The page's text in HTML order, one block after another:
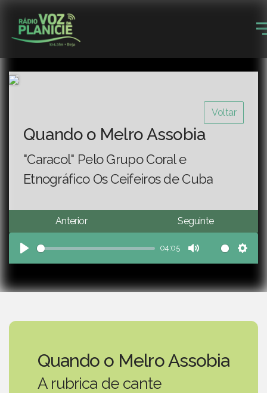
Voltar
Quando o Melro Assobia
"Caracol" Pelo Grupo Coral e
Etnográfico Os Ceifeiros de Cuba
Anterior Seguinte
Play
04:05
Mute
Quando o Melro Assobia
A rubrica de cante